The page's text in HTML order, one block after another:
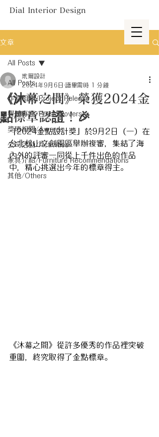
Dial Interior Design
文章
All Posts
作品相關/Project Release
媒體專題/Press Covers
獎項相關/Awards
公司活動/Activities
家具介紹/Furniture Recommendations
其他/Others
All Posts
《沐幕之間》榮獲2024金
點標章認證！🎉
玳爾設計
2024年9月6日 讀畢需時 1 分鐘
「2024金點設計獎」於9月2日（一）在
台北松山文創園區舉辦複審，集結了海
內外的評審一同從上千件出色的作品
中，精心挑選出今年的標章得主。
《沐幕之間》從許多優秀的作品裡突破
重圍，終究取得了金點標章。